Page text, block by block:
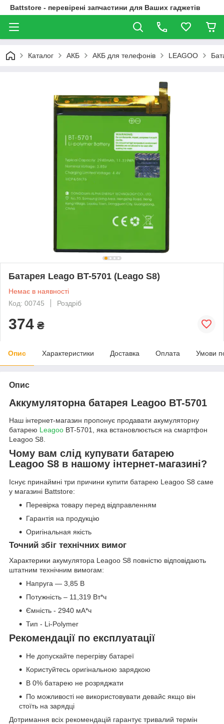
Battstore - перевірені запчастини для Ваших гаджетів
Каталог АКБ АКБ для телефонів LEAGOO
Батарея Leago BT-5701 (Leago S8)
Немає в наявності
Код: 00745
Роздріб
374 ₴
Опис Характеристики Доставка Оплата Умови
Опис
Аккумуляторна батарея Leagoo BT-5701
Наш інтернет-магазин пропонує продавати акумуляторну
батарею Leagoo BT-5701, яка встановлюється на смартфон
Leagoo S8.
Чому вам слід купувати батарею
Leagoo S8 в нашому інтернет-магазині?
Існує принаймні три причини купити батарею Leagoo S8 саме
у магазині Battstore:
Перевірка товару перед відправленням
Гарантія на продукцію
Оригінальная якість
Точний збіг технічних вимог
Характерики акумулятора Leagoo S8 повністю відповідають
штатним технічним вимогам:
Напруга — 3,85 В
Потужність – 11,319 Вт*ч
Ємність - 2940 мА*ч
Тип - Li-Polymer
Рекомендації по експлуатації
Не допускайте перегріву батареї
Користуйтесь оригінальною зарядкою
В 0% батарею не розряджати
По можливості не використовувати девайс якщо він
стоїть на зарядці
Дотримання всіх рекомендацій гарантує тривалий термін